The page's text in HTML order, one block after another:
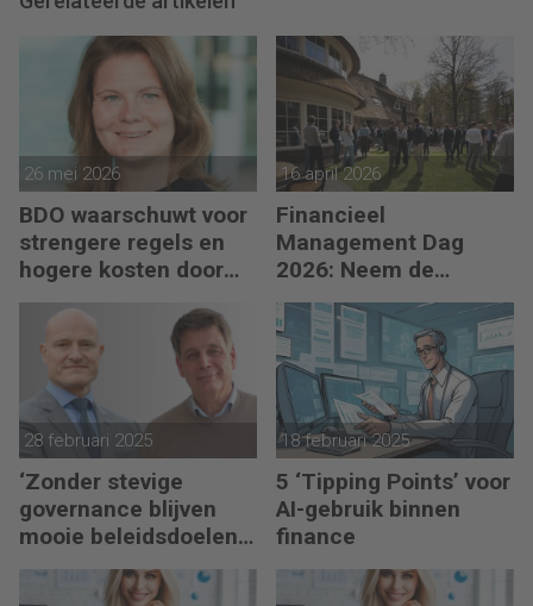
26 mei 2026
BDO waarschuwt voor
strengere regels en
hogere kosten door
uitgestelde schade
16 april 2026
Financieel
Management Dag
2026: Neem de
toekomst in eigen
hand
28 februari 2025
‘Zonder stevige
governance blijven
mooie beleidsdoelen
snel steken in goede
voornemens.’
18 februari 2025
5 ‘Tipping Points’ voor
AI-gebruik binnen
finance